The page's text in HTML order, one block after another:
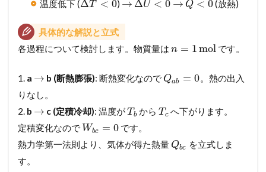
温度低下 (ΔT < 0) → ΔU < 0 → Q < 0(放熱)
具体的な解説と立式
各過程について検討します。物質量は n = 1mol です。
1. a → b (断熱膨張): 断熱変化なので Qab = 0。熱の出入
りなし。
2. b → c (定積冷却): 温度がT b からTc へ下がります。
定積変化なので Wbc = 0 です。
熱力学第一法則より、気体が得た熱量 Qbc を立式しま
す。